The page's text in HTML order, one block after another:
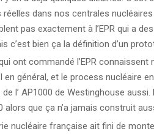
dans nos centrales
pas exactement à l’EPR qui a
c’est bien ça la définition d’un
ont commandé l’EPR connaissent
général, et le process nucléaire
l’ AP1000 de Westinghouse aussi.
que ça n’a jamais construit
nucléaire française ait fini de